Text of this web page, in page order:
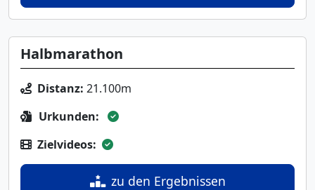
Halbmarathon
Distanz: 21.100m
Urkunden:
Zielvideos:
zu den Ergebnissen